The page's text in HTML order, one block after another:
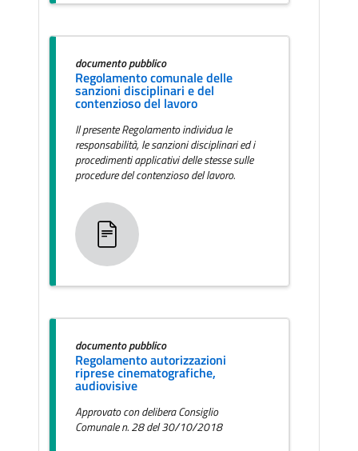
documento pubblico
Regolamento comunale delle
sanzioni disciplinari e del
contenzioso del lavoro
Il presente Regolamento individua le
responsabilità, le sanzioni disciplinari ed i
procedimenti applicativi delle stesse sulle
procedure del contenzioso del lavoro.
documento pubblico
Regolamento autorizzazioni
riprese cinematografiche,
audiovisive
Approvato con delibera Consiglio
Comunale n. 28 del 30/10/2018